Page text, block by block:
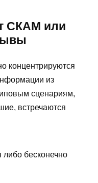
СКАМ или
концентрируются
из
сценариям,
встречаются
бесконечно